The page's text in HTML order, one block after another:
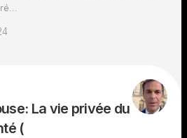
La vie privée du
(